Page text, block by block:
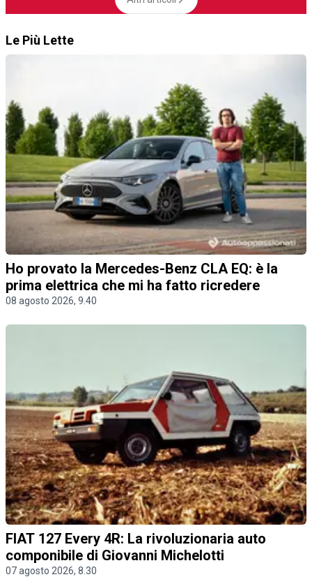
Le Più Lette
Ho provato la Mercedes-Benz CLA EQ: è la
prima elettrica che mi ha fatto ricredere
08 agosto 2026, 9.40
FIAT 127 Every 4R: La rivoluzionaria auto
componibile di Giovanni Michelotti
07 agosto 2026, 8.30